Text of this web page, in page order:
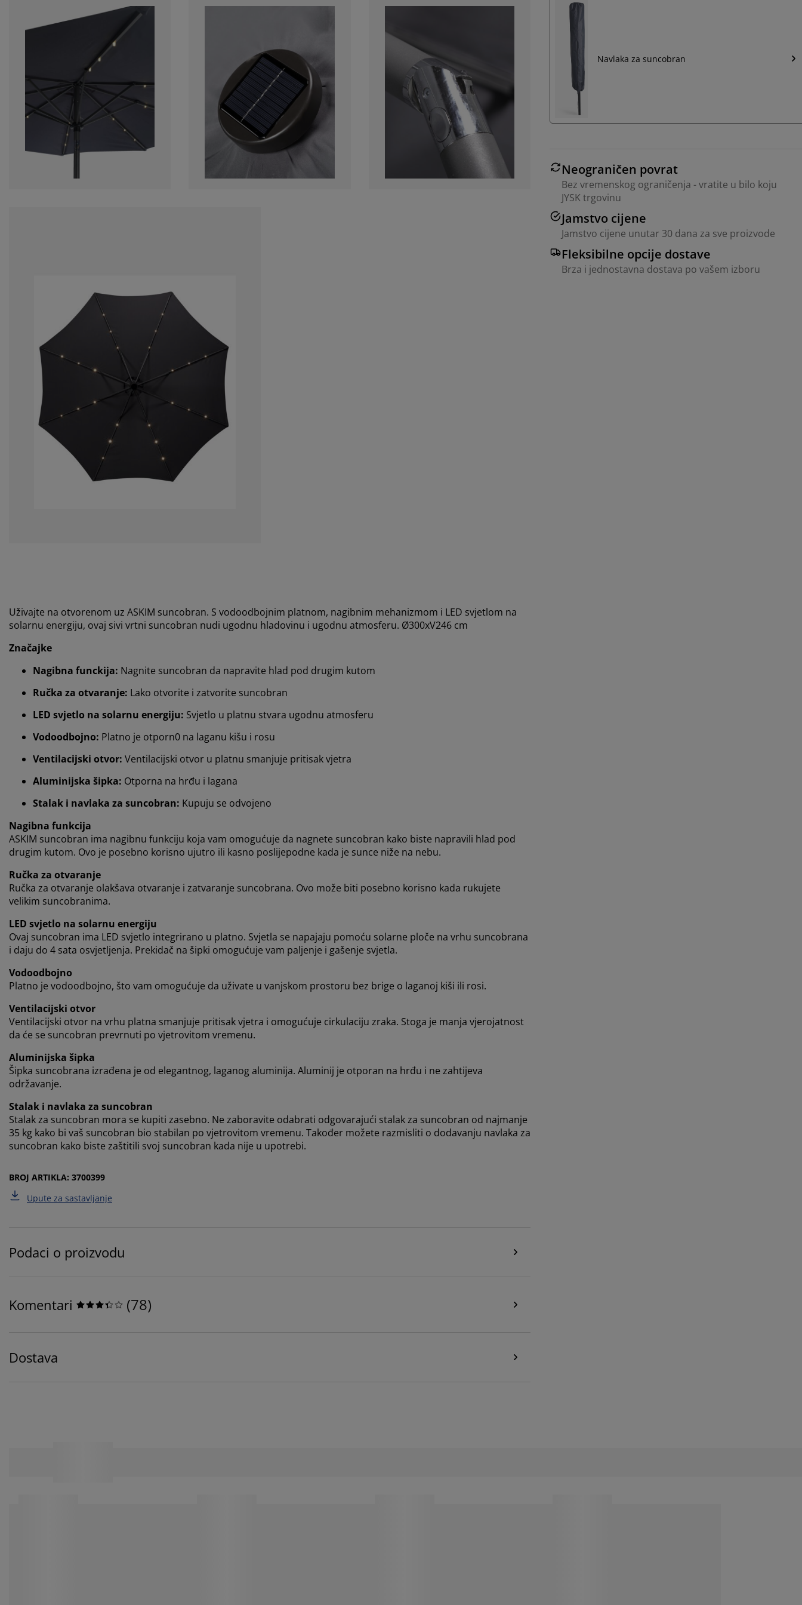
Navlaka za suncobran
Neograničen povrat
Bez vremenskog ograničenja - vratite u bilo koju
JYSK trgovinu
Jamstvo cijene
Jamstvo cijene unutar 30 dana za sve proizvode
Fleksibilne opcije dostave
Brza i jednostavna dostava po vašem izboru
Uživajte na otvorenom uz ASKIM suncobran. S vodoodbojnim platnom, nagibnim mehanizmom i LED svjetlom na
solarnu energiju, ovaj sivi vrtni suncobran nudi ugodnu hladovinu i ugodnu atmosferu. Ø300xV246 cm
Značajke
Nagibna funckija: Nagnite suncobran da napravite hlad pod drugim kutom
Ručka za otvaranje: Lako otvorite i zatvorite suncobran
LED svjetlo na solarnu energiju: Svjetlo u platnu stvara ugodnu atmosferu
Vodoodbojno: Platno je otporn0 na laganu kišu i rosu
Ventilacijski otvor: Ventilacijski otvor u platnu smanjuje pritisak vjetra
Aluminijska šipka: Otporna na hrđu i lagana
Stalak i navlaka za suncobran: Kupuju se odvojeno
Nagibna funkcija
ASKIM suncobran ima nagibnu funkciju koja vam omogućuje da nagnete suncobran kako biste napravili hlad pod
drugim kutom. Ovo je posebno korisno ujutro ili kasno poslijepodne kada je sunce niže na nebu.
Ručka za otvaranje
Ručka za otvaranje olakšava otvaranje i zatvaranje suncobrana. Ovo može biti posebno korisno kada rukujete
velikim suncobranima.
LED svjetlo na solarnu energiju
Ovaj suncobran ima LED svjetlo integrirano u platno. Svjetla se napajaju pomoću solarne ploče na vrhu suncobrana
i daju do 4 sata osvjetljenja. Prekidač na šipki omogućuje vam paljenje i gašenje svjetla.
Vodoodbojno
Platno je vodoodbojno, što vam omogućuje da uživate u vanjskom prostoru bez brige o laganoj kiši ili rosi.
Ventilacijski otvor
Ventilacijski otvor na vrhu platna smanjuje pritisak vjetra i omogućuje cirkulaciju zraka. Stoga je manja vjerojatnost
da će se suncobran prevrnuti po vjetrovitom vremenu.
Aluminijska šipka
Šipka suncobrana izrađena je od elegantnog, laganog aluminija. Aluminij je otporan na hrđu i ne zahtijeva
održavanje.
Stalak i navlaka za suncobran
Stalak za suncobran mora se kupiti zasebno. Ne zaboravite odabrati odgovarajući stalak za suncobran od najmanje
35 kg kako bi vaš suncobran bio stabilan po vjetrovitom vremenu. Također možete razmisliti o dodavanju navlaka za
suncobran kako biste zaštitili svoj suncobran kada nije u upotrebi.
BROJ ARTIKLA: 3700399
Upute za sastavljanje
Podaci o proizvodu
Komentari (78)
Dostava